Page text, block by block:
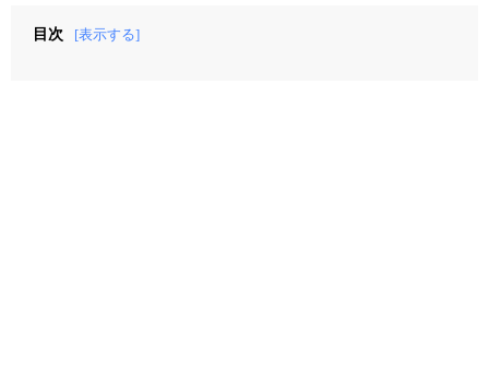
目次 [表示する]